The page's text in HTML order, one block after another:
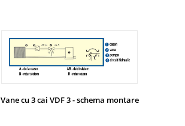
Vane cu 3 cai VDF 3 - schema montare